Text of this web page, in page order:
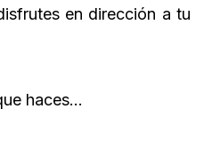
en dirección a tu
haces…